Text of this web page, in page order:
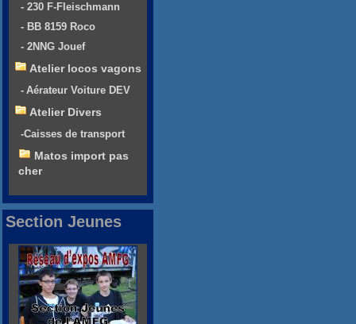
- 230 F-Fleischmann
- BB 8159 Roco
- 2NNG Jouef
Atelier locos vagons
- Aérateur Voiture DEV
Atelier Divers
-Caisses de transport
Matos import pas
cher
Section Jeunes